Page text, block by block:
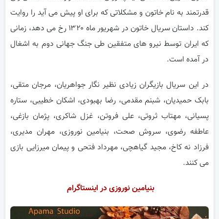
قدرتمند به نام خاتون و مشکلاتی که برای او پیش می آید را روایت
کند. داستان سریال خاتون در شهریور ماه ۱۳۲۰ رخ می دهد، زمانی
که ایران توسط نیرو های متفقین طی جنگ جهانی دوم به اشغال
در آمده است.
در این سریال بازیگران زیادی نظیر نگار جواهریان، مرجان متقی،
بابک حمیدیان، شبنم مقدمی، رضا بهبودی، اشکان خطیبی، ستاره
پسیانی، مهتاب ثروتی، علی فروتن، غزل شاکری، پژمان بازغی،
عاطفه رضوی، سروش صحت، بنیامین نوروزی، مهران مدیری،
فرزاد نه کاخ، مجید گیاهچی، مهرداد فتحی و پیمان میرزایی بازی
می کنند.
بنیامین نوروزی در اینستاگرام